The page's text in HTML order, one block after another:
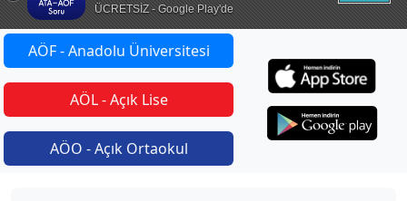
ÜCRETSİZ - Google Play'de
AÖF - Anadolu Üniversitesi
AÖL - Açık Lise
AÖO - Açık Ortaokul